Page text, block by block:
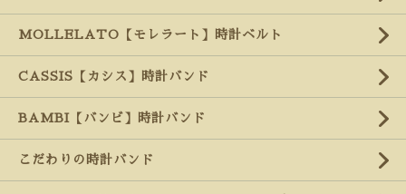
MOLLELATO【モレラート】時計ベルト
CASSIS【カシス】時計バンド
BAMBI【バンビ】時計バンド
こだわりの時計バンド